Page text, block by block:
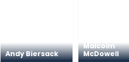
Andy Biersack
Malcolm
McDowell